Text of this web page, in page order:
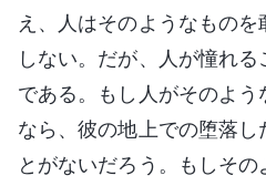
え、人はそのようなもの
しない。だが、人が憧れ
である。もし人がそのよ
なら、彼の地上での堕落し
とがないだろう。もしそ